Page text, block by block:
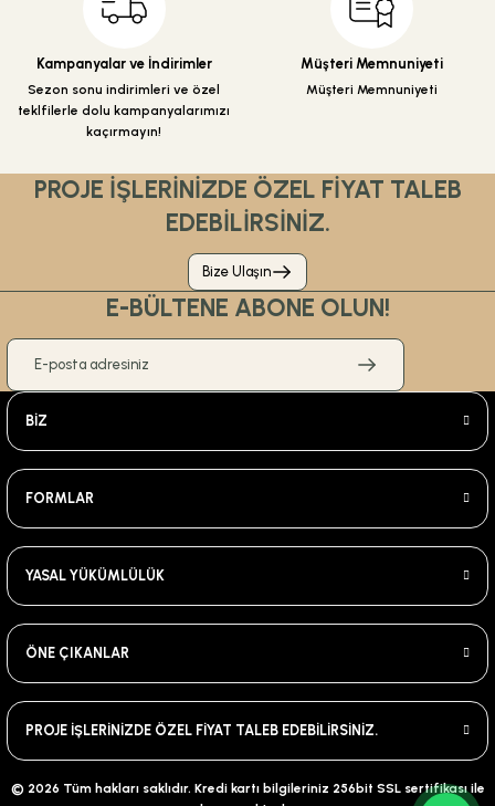
Kampanyalar ve İndirimler
Sezon sonu indirimleri ve özel
teklfilerle dolu kampanyalarımızı
kaçırmayın!
Müşteri Memnuniyeti
Müşteri Memnuniyeti
PROJE İŞLERİNİZDE ÖZEL FİYAT TALEB
EDEBİLİRSİNİZ.
Bize Ulaşın
E-BÜLTENE ABONE OLUN!
BİZ
FORMLAR
YASAL YÜKÜMLÜLÜK
ÖNE ÇIKANLAR
PROJE İŞLERİNİZDE ÖZEL FİYAT TALEB EDEBİLİRSİNİZ.
© 2026 Tüm hakları saklıdır. Kredi kartı bilgileriniz 256bit SSL sertifikası ile